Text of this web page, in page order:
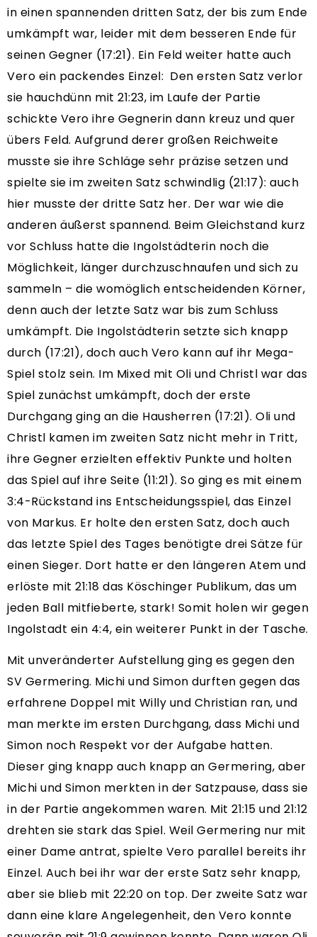
in einen spannenden dritten Satz, der bis zum Ende
umkämpft war, leider mit dem besseren Ende für
seinen Gegner (17:21). Ein Feld weiter hatte auch
Vero ein packendes Einzel: Den ersten Satz verlor
sie hauchdünn mit 21:23, im Laufe der Partie
schickte Vero ihre Gegnerin dann kreuz und quer
übers Feld. Aufgrund derer großen Reichweite
musste sie ihre Schläge sehr präzise setzen und
spielte sie im zweiten Satz schwindlig (21:17): auch
hier musste der dritte Satz her. Der war wie die
anderen äußerst spannend. Beim Gleichstand kurz
vor Schluss hatte die Ingolstädterin noch die
Möglichkeit, länger durchzuschnaufen und sich zu
sammeln – die womöglich entscheidenden Körner,
denn auch der letzte Satz war bis zum Schluss
umkämpft. Die Ingolstädterin setzte sich knapp
durch (17:21), doch auch Vero kann auf ihr Mega-
Spiel stolz sein. Im Mixed mit Oli und Christl war das
Spiel zunächst umkämpft, doch der erste
Durchgang ging an die Hausherren (17:21). Oli und
Christl kamen im zweiten Satz nicht mehr in Tritt,
ihre Gegner erzielten effektiv Punkte und holten
das Spiel auf ihre Seite (11:21). So ging es mit einem
3:4-Rückstand ins Entscheidungsspiel, das Einzel
von Markus. Er holte den ersten Satz, doch auch
das letzte Spiel des Tages benötigte drei Sätze für
einen Sieger. Dort hatte er den längeren Atem und
erlöste mit 21:18 das Köschinger Publikum, das um
jeden Ball mitfieberte, stark! Somit holen wir gegen
Ingolstadt ein 4:4, ein weiterer Punkt in der Tasche.
Mit unveränderter Aufstellung ging es gegen den
SV Germering. Michi und Simon durften gegen das
erfahrene Doppel mit Willy und Christian ran, und
man merkte im ersten Durchgang, dass Michi und
Simon noch Respekt vor der Aufgabe hatten.
Dieser ging knapp auch knapp an Germering, aber
Michi und Simon merkten in der Satzpause, dass sie
in der Partie angekommen waren. Mit 21:15 und 21:12
drehten sie stark das Spiel. Weil Germering nur mit
einer Dame antrat, spielte Vero parallel bereits ihr
Einzel. Auch bei ihr war der erste Satz sehr knapp,
aber sie blieb mit 22:20 on top. Der zweite Satz war
dann eine klare Angelegenheit, den Vero konnte